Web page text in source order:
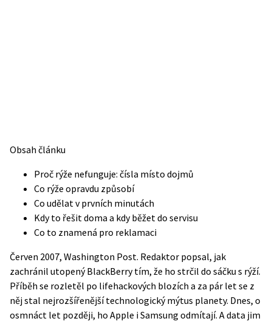
Obsah článku
Proč rýže nefunguje: čísla místo dojmů
Co rýže opravdu způsobí
Co udělat v prvních minutách
Kdy to řešit doma a kdy běžet do servisu
Co to znamená pro reklamaci
Červen 2007, Washington Post. Redaktor popsal, jak
zachránil utopený BlackBerry tím, že ho strčil do sáčku s rýží.
Příběh se rozletěl po lifehackových blozích a za pár let se z
něj stal nejrozšířenější technologický mýtus planety. Dnes, o
osmnáct let později, ho Apple i Samsung odmítají. A data jim